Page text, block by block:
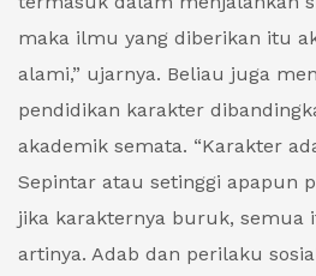
maka ilmu yang diberikan itu
alami,” ujarnya. Beliau juga
pendidikan karakter
akademik semata. “Karakter
Sepintar atau setinggi apapun
jika karakternya buruk, semua
artinya. Adab dan perilaku